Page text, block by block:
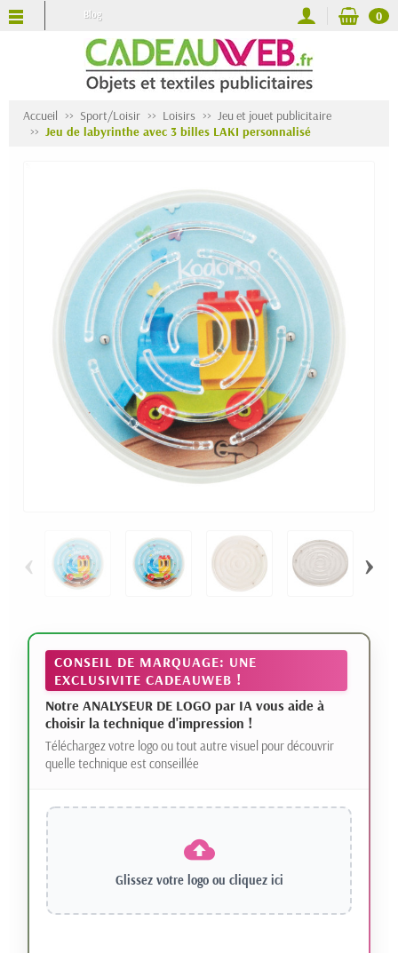
Blog 0
Accueil Sport/Loisir Loisirs
Jeu et jouet publicitaire
Jeu de labyrinthe avec 3 billes LAKI personnalisé
‹ ›
CONSEIL DE MARQUAGE: UNE
EXCLUSIVITE CADEAUWEB !
Notre ANALYSEUR DE LOGO par IA vous aide à
choisir la technique d'impression !
Téléchargez votre logo ou tout autre visuel pour découvrir
quelle technique est conseillée
Glissez votre logo ou cliquez ici